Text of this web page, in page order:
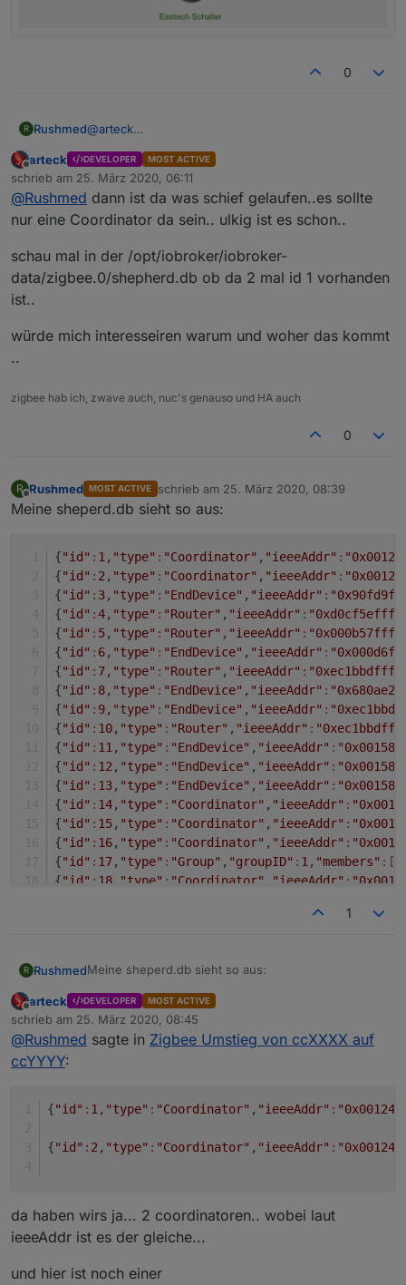
0
R Rushmed@arteck
Hab sie leider erst jetzt gefunden aber schon am
letzten WE meinen neuen Stick in Betrieb
genommen.
Wie erwartet musste ich alle Geräte neu anlernen.
Komischerweise habe ich jetzt zwei Koordinatoren in
der Netzwerkansicht.
Ist das okay oder ist einer der Beiden der alte?
Offline
arteck DEVELOPER MOST ACTIVE
schrieb am 25. März 2020, 06:11
zuletzt editiert von
@Rushmed dann ist da was schief gelaufen..es sollte
nur eine Coordinator da sein.. ulkig ist es schon..
schau mal in der /opt/iobroker/iobroker-
data/zigbee.0/shepherd.db ob da 2 mal id 1 vorhanden
ist..
würde mich interesseiren warum und woher das kommt
..
zigbee hab ich, zwave auch, nuc's genauso und HA auch
0
R
Offline
Rushmed MOST ACTIVE schrieb am 25. März 2020, 08:39
zuletzt editiert von
Meine sheperd.db sieht so aus:
{"id" : 1, "type" : "Coordinator" , "ieeeAddr" :
{"id" : 2, "type" : "Coordinator" , "ieeeAddr" :
{"id" : 3, "type" : "EndDevice" , "ieeeAddr" :
{"id" :4, "type" : "Router" , "ieeeAddr" :
{"id" : 5, "type" : "Router" , "ieeeAddr" :
{"id" : 6, "type" : "EndDevice" , "ieeeAddr" :
{"id" : 7, "type" : "Router" , "ieeeAddr" :
{"id" : 8, "type" : "EndDevice" , "ieeeAddr" :
{"id" : 9, "type" : "EndDevice" , "ieeeAddr" :
{"id" : 10, "type" : "Router" , "ieeeAddr" :
{"id" : 11, "type" : "EndDevice" , "ieeeAddr" :
{"id" : 12, "type" : "EndDevice" , "ieeeAddr" :
{"id" : 13, "type" : "EndDevice" , "ieeeAddr" :
{"id" : 14, "type" : "Coordinator" , "ieeeAddr" :
{"id" : 15, "type" : "Coordinator" , "ieeeAddr" :
{"id" : 16, "type" : "Coordinator" , "ieeeAddr" :
{"id" : 17, "type" : "Group" , "groupID" : 1, "members" :[]
{"id" : 18 "type" : "Coordinator" "ieeeAddr" :
1
R RushmedMeine sheperd.db sieht so aus:
Offline
arteck DEVELOPER MOST ACTIVE
schrieb am 25. März 2020, 08:45
zuletzt editiert von
@Rushmed sagte in Zigbee Umstieg von ccXXXX auf
ccYYYY:
{"id" : 1, "type" : "Coordinator" , "ieeeAddr" :
{"id" : 2, "type" : "Coordinator" , "ieeeAddr" :
da haben wirs ja... 2 coordinatoren.. wobei laut
ieeeAddr ist es der gleiche...
und hier ist noch einer